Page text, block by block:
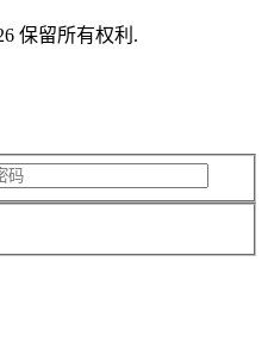
保留所有权利.